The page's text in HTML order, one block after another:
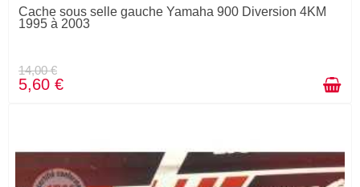
Cache sous selle gauche Yamaha 900 Diversion 4KM
1995 à 2003
14,00 €
5,60 €